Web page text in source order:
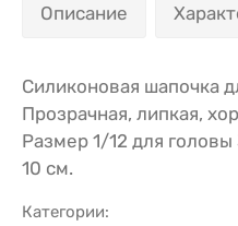
Описание
Силиконовая шапочка
Прозрачная, липкая,
Размер 1/12 для
10 см.
Категории: